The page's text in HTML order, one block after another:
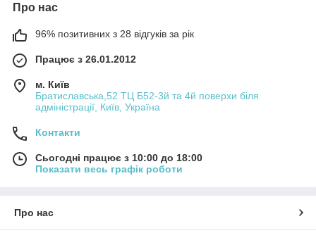
Про нас
96% позитивних з 28 відгуків за рік
Працює з 26.01.2012
м. Київ
Братиславська,52 ТЦ Б52-3й та 4й поверхи біля
адміністрації, Київ, Україна
Контакти
Сьогодні працює з 10:00 до 18:00
Показати весь графік роботи
Про нас